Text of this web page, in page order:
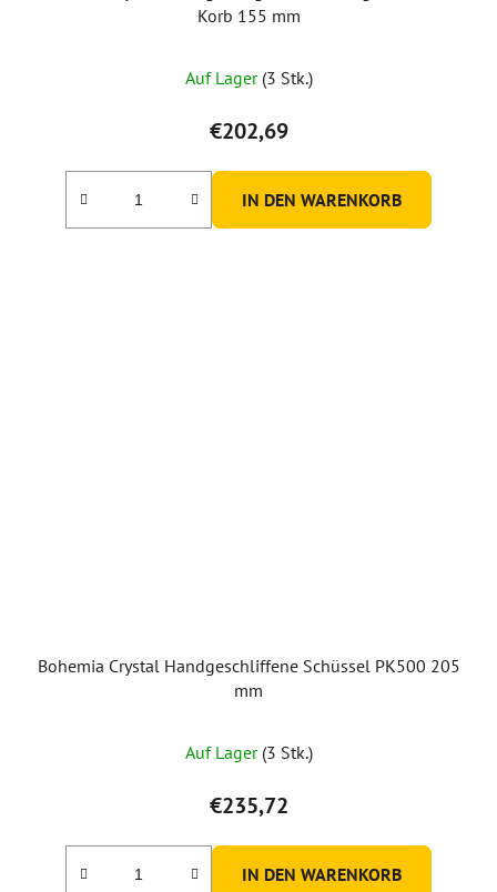
Korb 155 mm
Auf Lager (3 Stk.)
€202,69
IN DEN WARENKORB
Bohemia Crystal Handgeschliffene Schüssel PK500 205
mm
Auf Lager (3 Stk.)
€235,72
IN DEN WARENKORB